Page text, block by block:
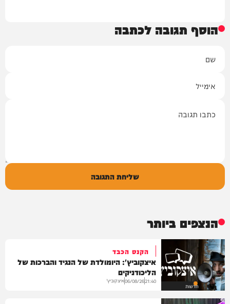
הוסף תגובה לכתבה
שליחת התגובה
הנצפים ביותר
חדשות
הקנס הכבד
איצקוביץ': היומולדת של הנגיד והברכות של
הליכודניקים
21:40
06/08/26איצקוביץ'